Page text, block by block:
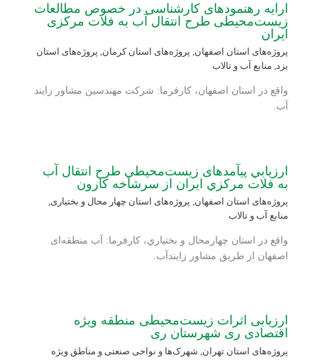
ارایه رهنمودهای کارشناسی در خصوص مطالعات
زیست‌محیطی طرح انتقال آب به فلات مرکزی
ایران
پروژه‌های استان اصفهان, پروژه‌های استان کرمان, پروژه‌های استان
یزد, منابع آب و تالاب
واقع در استان اصفهان، کارفرما: شرکت مهندسین مشاور زایند
آب.
ارزيابي پی‏آمدهای زيست‏‌محيطي طرح انتقال آب
به فلات مركزي ايران از سرشاخه كارون
پروژه‌های استان اصفهان, پروژه‌های استان چهار محال و بختیاری,
منابع آب و تالاب
واقع در استان چهارمحال و بختياري، کارفرما: آب منطقه‌ای
اصفهان از طریق مشاور زایندآب.
ارزیابی اثرات زیست‌محیطی منطقه ویژه
اقتصادی ری شهرستان ری
پروژه‌های استان تهران شهرک‌ها و نواحی صنعتی و مناطق ویژه